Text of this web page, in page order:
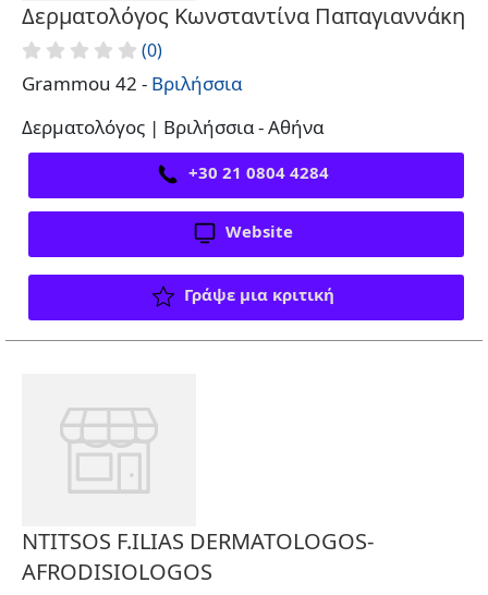
Δερματολόγος Κωνσταντίνα Παπαγιαννάκη
(0)
Grammou 42 - Βριλήσσια
Δερματολόγος | Βριλήσσια - Αθήνα
+30 21 0804 4284
Website
Γράψε μια κριτική
NTITSOS F.ILIAS DERMATOLOGOS-
AFRODISIOLOGOS